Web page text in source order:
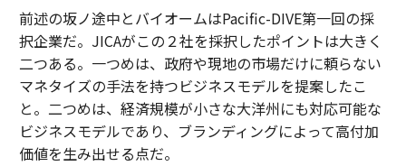
前述の坂ノ途中とバイオームはPacific-DIVE第一回の採
択企業だ。JICAがこの２社を採択したポイントは大きく
二つある。一つめは、政府や現地の市場だけに頼らない
マネタイズの手法を持つビジネスモデルを提案したこ
と。二つめは、経済規模が小さな大洋州にも対応可能な
ビジネスモデルであり、ブランディングによって高付加
価値を生み出せる点だ。